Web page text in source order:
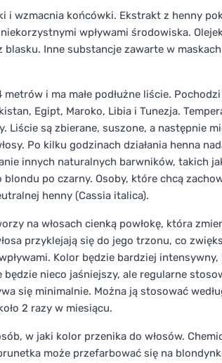
i wzmacnia końcówki. Ekstrakt z henny
wpływami środowiska.
Inne substancje zawarte w
i ma małe podłużne liście. Pochodzi
Egipt, Maroko, Libia i Tunezja.
są zbierane, suszone, a następnie
Po kilku godzinach działania henna
innych naturalnych barwników, takich
po czarny. Osoby, które chcą
henny (Cassia italica).
na włosach cienką powłokę, która
przyklejają się do jego trzonu, co
Kolor będzie bardziej intensywny,
będzie nieco jaśniejszy, ale regularne
się minimalnie. Można ją stosować
2 razy w miesiącu.
w jaki kolor przenika do włosów.
może przefarbować się na